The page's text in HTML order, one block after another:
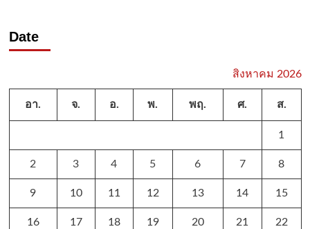
Date
สิงหาคม 2026
อา. จ. อ. พ. พฤ. ศ. ส.
1
2 3 4 5 6 7 8
9 10 11 12 13 14 15
16 17 18 19 20 21 22